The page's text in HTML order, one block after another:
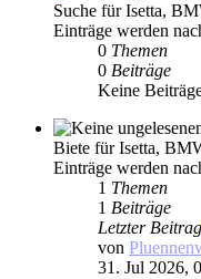
Suche für Isetta,
Einträge werden
0 Themen
0 Beiträge
Keine
Biete für Isetta,
Einträge werden
1 Themen
1 Beiträge
Letzter Beitrag
von
31. Jul 2026,